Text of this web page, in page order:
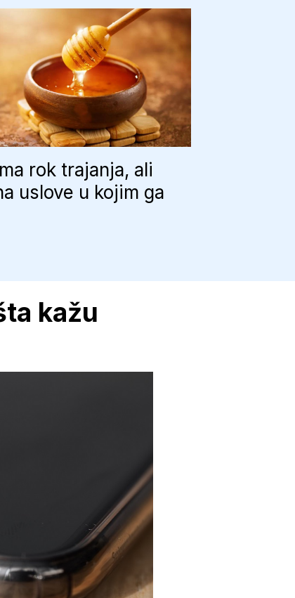
rok trajanja, ali
uslove u kojim ga
kažu